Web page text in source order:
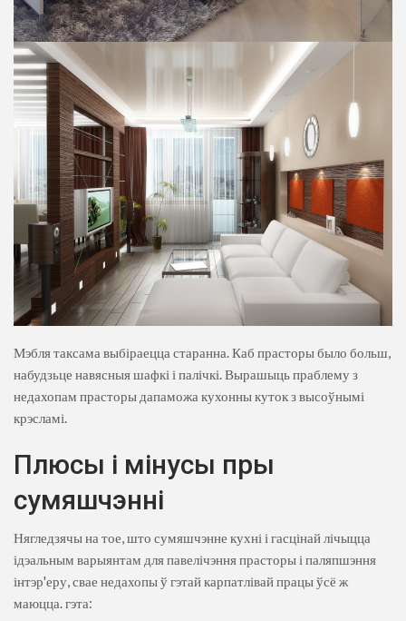
Мэбля таксама выбіраецца старанна. Каб прасторы было больш,
набудзьце навясныя шафкі і палічкі. Вырашыць праблему з
недахопам прасторы дапаможа кухонны куток з высоўнымі
крэсламі.
Плюсы і мінусы пры
сумяшчэнні
Нягледзячы на ​​тое, што сумяшчэнне кухні і гасцінай лічыцца
ідэальным варыянтам для павелічэння прасторы і паляпшэння
інтэр'еру, свае недахопы ў гэтай карпатлівай працы ўсё ж
маюцца. гэта: